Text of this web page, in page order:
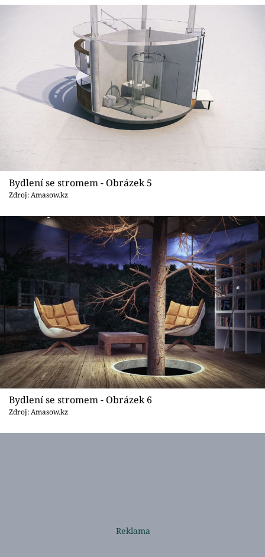
Bydlení se stromem - Obrázek 5
Zdroj: Amasow.kz
Bydlení se stromem - Obrázek 6
Zdroj: Amasow.kz